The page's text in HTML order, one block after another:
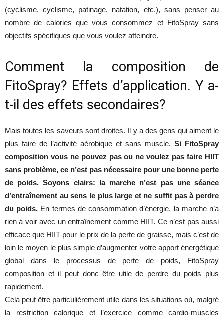
(cyclisme, cyclisme, patinage, natation, etc.), sans penser au
nombre de calories que vous consommez et FitoSpray sans
objectifs spécifiques que vous voulez atteindre.
Comment la composition de
FitoSpray? Effets d’application. Y a-
t-il des effets secondaires?
Mais toutes les saveurs sont droites. Il y a des gens qui aiment le
plus faire de l’activité aérobique et sans muscle. Si FitoSpray
composition vous ne pouvez pas ou ne voulez pas faire HIIT
sans problème, ce n’est pas nécessaire pour une bonne perte
de poids. Soyons clairs: la marche n’est pas une séance
d’entraînement au sens le plus large et ne suffit pas à perdre
du poids. En termes de consommation d’énergie, la marche n’a
rien à voir avec un entraînement comme HIIT. Ce n’est pas aussi
efficace que HIIT pour le prix de la perte de graisse, mais c’est de
loin le moyen le plus simple d’augmenter votre apport énergétique
global dans le processus de perte de poids, FitoSpray
composition et il peut donc être utile de perdre du poids plus
rapidement.
Cela peut être particulièrement utile dans les situations où, malgré
la restriction calorique et l’exercice comme cardio-muscles